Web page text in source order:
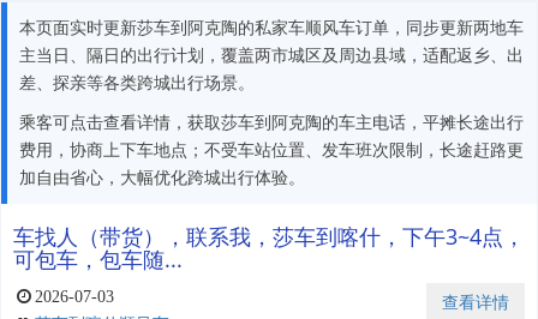
本页面实时更新莎车到阿克陶的私家车顺风车订单，同步更新两地车
主当日、隔日的出行计划，覆盖两市城区及周边县域，适配返乡、出
差、探亲等各类跨城出行场景。
乘客可点击查看详情，获取莎车到阿克陶的车主电话，平摊长途出行
费用，协商上下车地点；不受车站位置、发车班次限制，长途赶路更
加自由省心，大幅优化跨城出行体验。
车找人（带货），联系我，莎车到喀什，下午3~4点，
可包车，包车随...
查看详情
2026-07-03